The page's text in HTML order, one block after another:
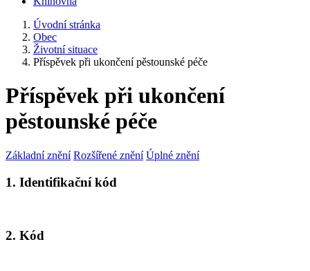
Úvodní stránka
Obec
Životní situace
Příspěvek při ukončení pěstounské péče
Příspěvek při ukončení
pěstounské péče
Základní znění Rozšířené znění Úplné znění
1. Identifikační kód
2. Kód